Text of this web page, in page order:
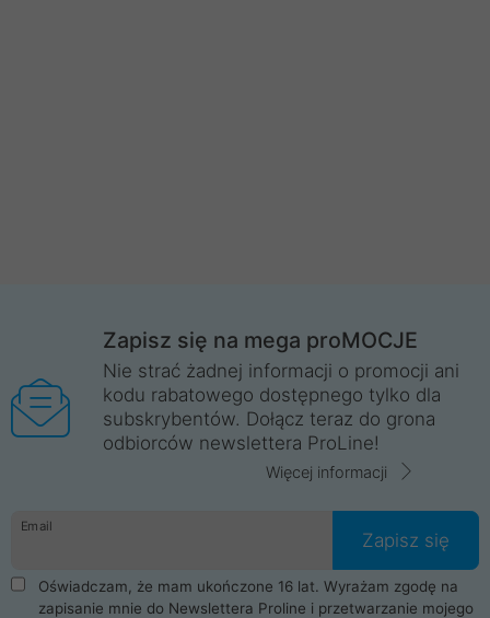
Zapisz się na mega proMOCJE
Nie strać żadnej informacji o promocji ani
kodu rabatowego dostępnego tylko dla
subskrybentów. Dołącz teraz do grona
odbiorców newslettera ProLine!
Więcej informacji
Email
Zapisz się
Oświadczam, że mam ukończone 16 lat. Wyrażam zgodę na
zapisanie mnie do Newslettera Proline i przetwarzanie mojego